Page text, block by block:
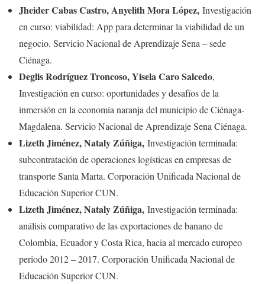
Jheider Cabas Castro, Anyelith Mora López, Investigación
en curso: viabilidad: App para determinar la viabilidad de un
negocio. Servicio Nacional de Aprendizaje Sena – sede
Ciénaga.
Deglis Rodríguez Troncoso, Yisela Caro Salcedo,
Investigación en curso: oportunidades y desafíos de la
inmersión en la economía naranja del municipio de Ciénaga-
Magdalena. Servicio Nacional de Aprendizaje Sena Ciénaga.
Lizeth Jiménez, Nataly Zúñiga, Investigación terminada:
subcontratación de operaciones logísticas en empresas de
transporte Santa Marta. Corporación Unificada Nacional de
Educación Superior CUN.
Lizeth Jiménez, Nataly Zúñiga, Investigación terminada:
análisis comparativo de las exportaciones de banano de
Colombia, Ecuador y Costa Rica, hacia al mercado europeo
periodo 2012 – 2017. Corporación Unificada Nacional de
Educación Superior CUN.